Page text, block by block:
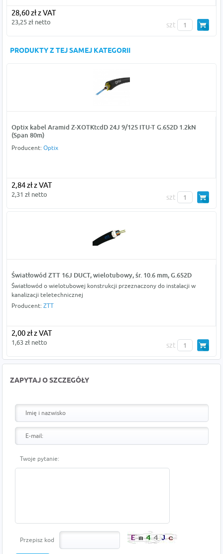
28,60 zł z VAT
23,25 zł netto szt
PRODUKTY Z TEJ SAMEJ KATEGORII
Optix kabel Aramid Z-XOTKtcdD 24J 9/125 ITU-T G.652D 1.2kN
(Span 80m)
Producent: Optix
2,84 zł z VAT
2,31 zł netto szt
Światłowód ZTT 16J DUCT, wielotubowy, śr. 10.6 mm, G.652D
Światłowód o wielotubowej konstrukcji przeznaczony do instalacji w
kanalizacji teletechnicznej
Producent: ZTT
2,00 zł z VAT
1,63 zł netto szt
ZAPYTAJ O SZCZEGÓŁY
Twoje pytanie:
Przepisz kod